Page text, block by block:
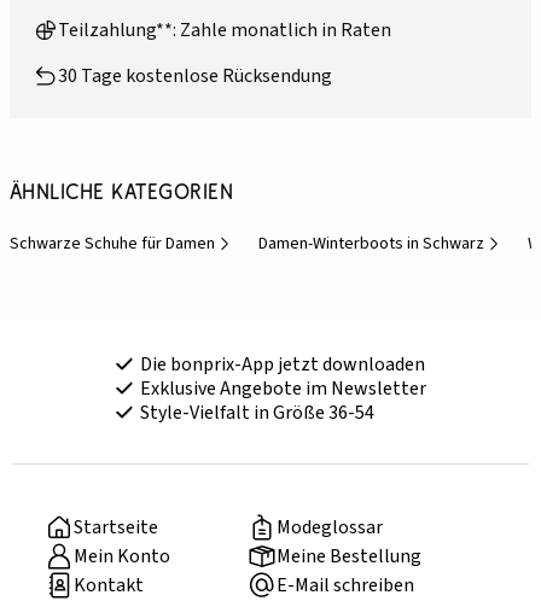
Teilzahlung**: Zahle monatlich in Raten
30 Tage kostenlose Rücksendung
Ähnliche Kategorien
Schwarze Schuhe für Damen Damen-Winterboots in Schwarz
Die bonprix-App jetzt downloaden
Exklusive Angebote im Newsletter
Style-Vielfalt in Größe 36-54
Startseite
Modeglossar
Mein Konto
Meine Bestellung
Kontakt
E-Mail schreiben